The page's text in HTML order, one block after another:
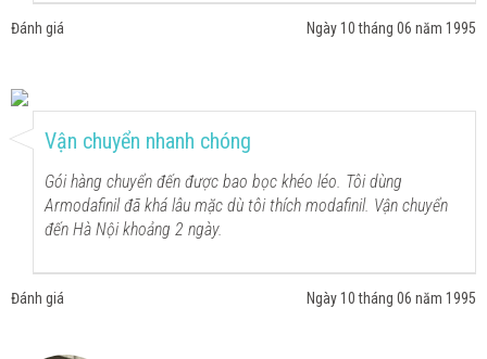
Đánh giá Ngày 10 tháng 06 năm 1995
Vận chuyển nhanh chóng
Gói hàng chuyển đến được bao bọc khéo léo. Tôi dùng
Armodafinil đã khá lâu mặc dù tôi thích modafinil. Vận chuyển
đến Hà Nội khoảng 2 ngày.
Đánh giá Ngày 10 tháng 06 năm 1995